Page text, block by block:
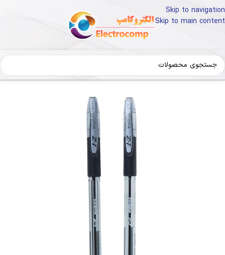
Skip to navigation
Skip to main content
لوازم تحریر و هنر نوشت افزار خودکار و روان نویس